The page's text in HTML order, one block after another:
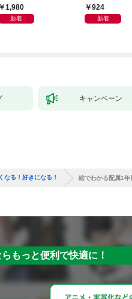
却！ AI時代の読む技
大全
1,980
新着
924
新着
キャンペーン
る！好きになる！ 絵でわかる配属1
もっと便利で快適に！